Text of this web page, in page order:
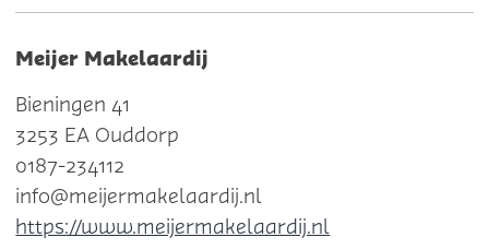
Meijer Makelaardij
Bieningen 41
3253 EA Ouddorp
0187-234112
info@meijermakelaardij.nl
https://www.meijermakelaardij.nl